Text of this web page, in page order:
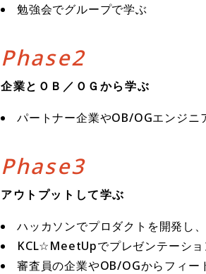
勉強会でグループで学ぶ
Phase2
企業とＯＢ／ＯＧから学ぶ
パートナー企業やOB/OGエンジニ
Phase3
アウトプットして学ぶ
ハッカソンでプロダクトを開発し
KCL☆MeetUpでプレゼンテーショ
審査員の企業やOB/OGからフィー